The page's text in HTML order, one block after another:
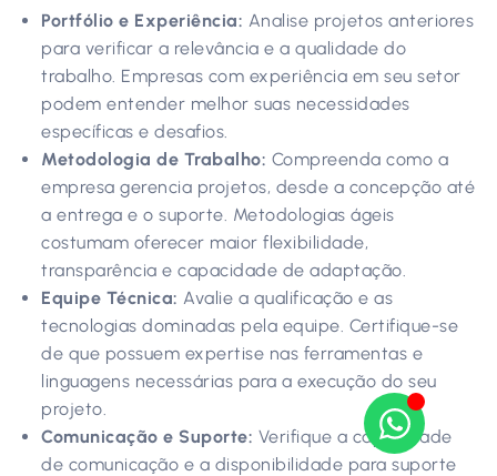
Portfólio e Experiência: Analise projetos anteriores
para verificar a relevância e a qualidade do
trabalho. Empresas com experiência em seu setor
podem entender melhor suas necessidades
específicas e desafios.
Metodologia de Trabalho: Compreenda como a
empresa gerencia projetos, desde a concepção até
a entrega e o suporte. Metodologias ágeis
costumam oferecer maior flexibilidade,
transparência e capacidade de adaptação.
Equipe Técnica: Avalie a qualificação e as
tecnologias dominadas pela equipe. Certifique-se
de que possuem expertise nas ferramentas e
linguagens necessárias para a execução do seu
projeto.
Comunicação e Suporte: Verifique a capacidade
de comunicação e a disponibilidade para suporte